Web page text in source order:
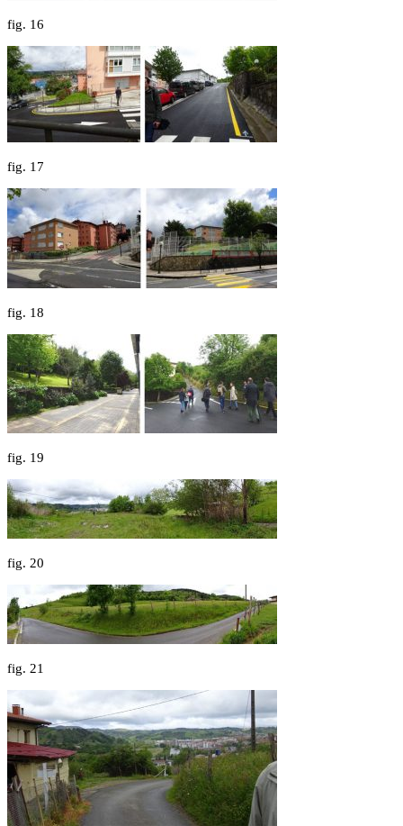
fig. 16
fig. 17
fig. 18
fig. 19
fig. 20
fig. 21